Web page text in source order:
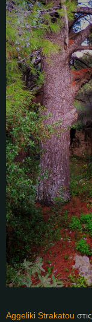
Aggeliki Strakatou στις